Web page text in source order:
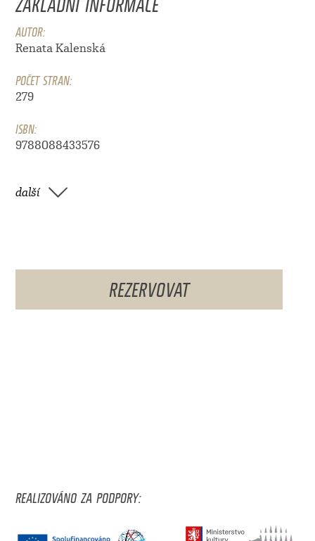
AUTOR:
Renata Kalenská
POČET STRAN:
279
ISBN:
9788088433576
další
REZERVOVAT
REALIZOVÁNO ZA PODPORY: